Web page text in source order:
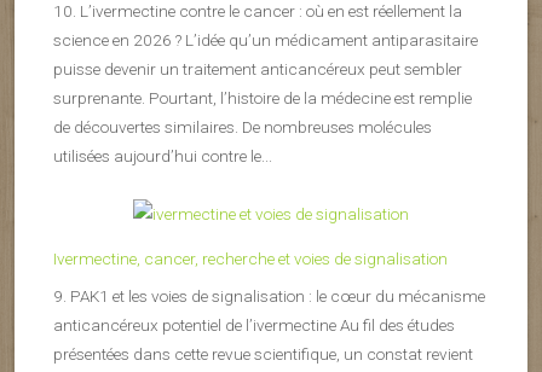
10. L’ivermectine contre le cancer : où en est réellement la
science en 2026 ? L’idée qu’un médicament antiparasitaire
puisse devenir un traitement anticancéreux peut sembler
surprenante. Pourtant, l’histoire de la médecine est remplie
de découvertes similaires. De nombreuses molécules
utilisées aujourd’hui contre le...
Ivermectine, cancer, recherche et voies de signalisation
9. PAK1 et les voies de signalisation : le cœur du mécanisme
anticancéreux potentiel de l’ivermectine Au fil des études
présentées dans cette revue scientifique, un constat revient